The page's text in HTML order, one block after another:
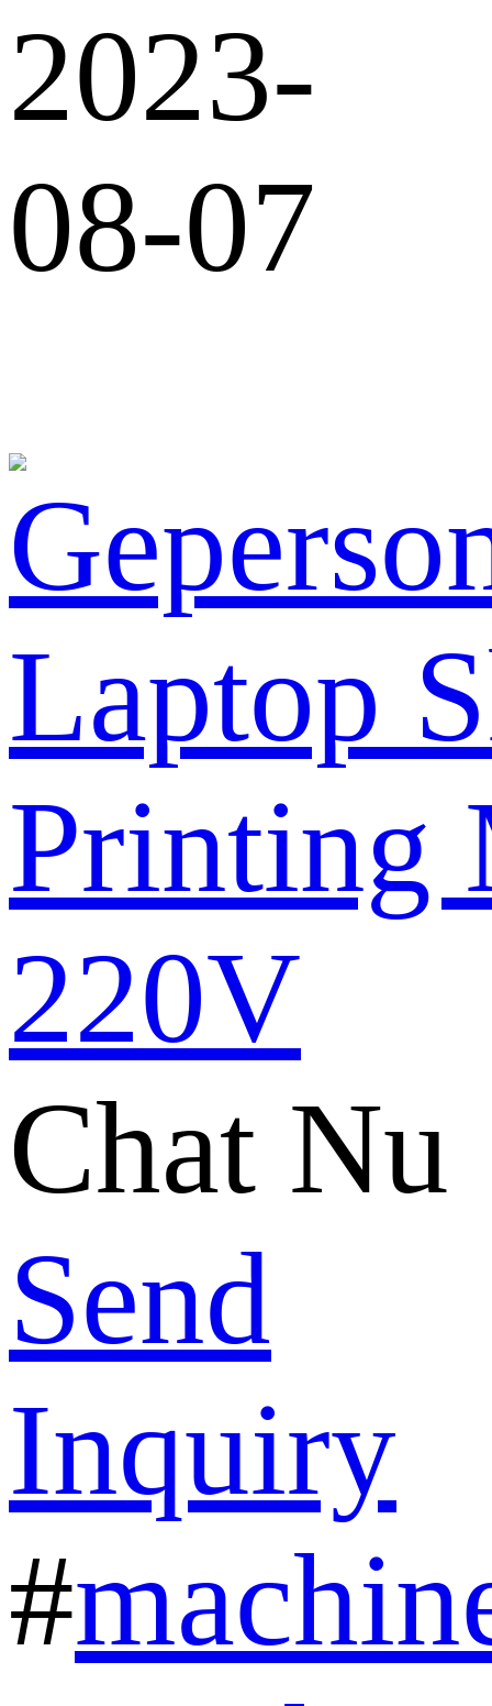
2023-
08-07
Chat Nu
Send
Inquiry
#